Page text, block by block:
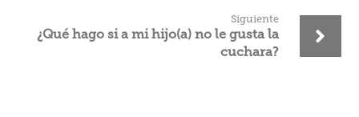
Siguiente
¿Qué hago si a mi hijo(a) no le gusta la
cuchara?